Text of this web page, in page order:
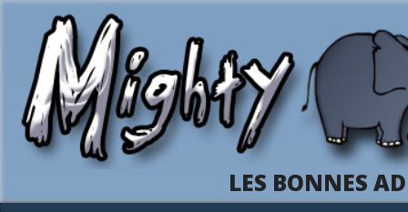
LES BONNES